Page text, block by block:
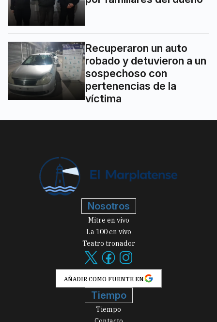
Recuperaron un auto
robado y detuvieron a un
sospechoso con
pertenencias de la
víctima
Nosotros
Mitre en vivo
La 100 en vivo
Teatro tronador
AÑADIR COMO FUENTE EN
Tiempo
Tiempo